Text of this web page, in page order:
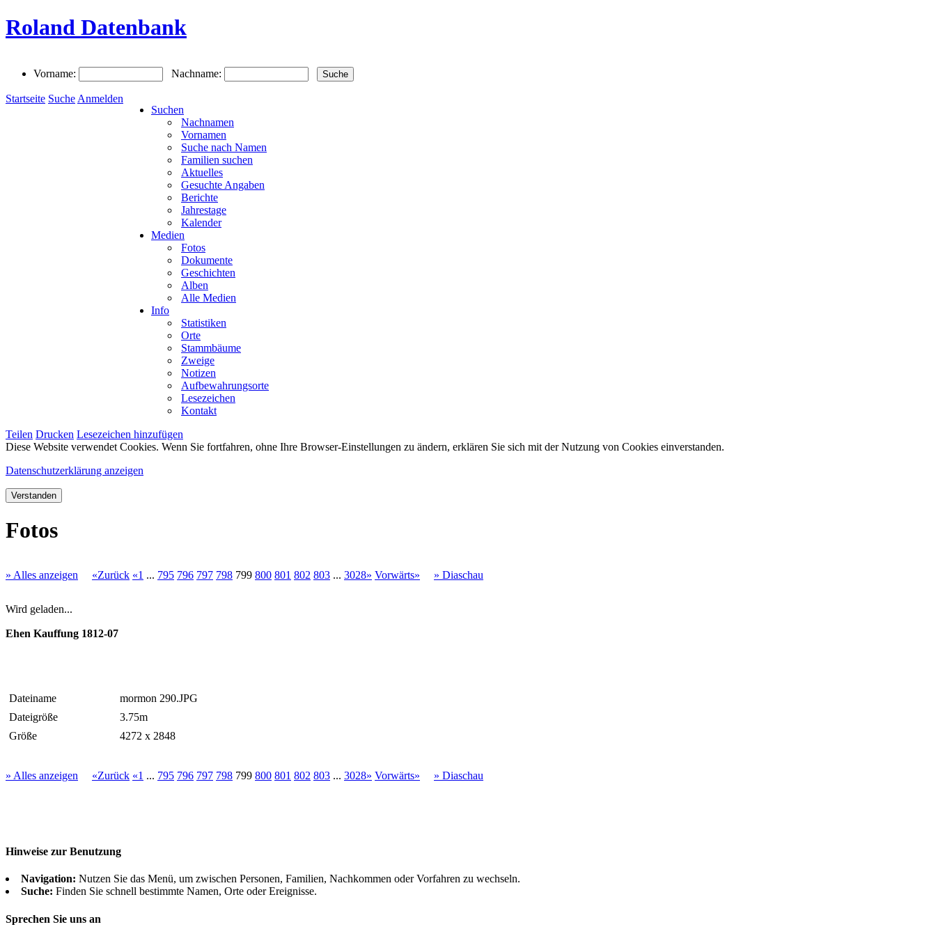
Roland Datenbank
Vorname: Nachname:
Startseite Suche Anmelden
Suchen
Nachnamen
Vornamen
Suche nach Namen
Familien suchen
Aktuelles
Gesuchte Angaben
Berichte
Jahrestage
Kalender
Medien
Fotos
Dokumente
Geschichten
Alben
Alle Medien
Info
Statistiken
Orte
Stammbäume
Zweige
Notizen
Aufbewahrungsorte
Lesezeichen
Kontakt
Teilen Drucken Lesezeichen hinzufügen
Diese Website verwendet Cookies. Wenn Sie fortfahren, ohne Ihre Browser-Einstellungen zu ändern, erklären Sie sich mit der Nutzung von Cookies einverstanden.
Datenschutzerklärung anzeigen
Verstanden
Fotos
» Alles anzeigen «Zurück «1 ... 795 796 797 798 799 800 801 802 803 ... 3028» Vorwärts» » Diaschau
Wird geladen...
Ehen Kauffung 1812-07
Dateiname
mormon 290.JPG
Dateigröße
3.75m
Größe
4272 x 2848
» Alles anzeigen «Zurück «1 ... 795 796 797 798 799 800 801 802 803 ... 3028» Vorwärts» » Diaschau
Hinweise zur Benutzung
Navigation: Nutzen Sie das Menü, um zwischen Personen, Familien, Nachkommen oder Vorfahren zu wechseln.
Suche: Finden Sie schnell bestimmte Namen, Orte oder Ereignisse.
Sprechen Sie uns an